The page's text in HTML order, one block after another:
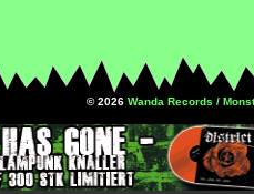
© 2026 Wanda Records /